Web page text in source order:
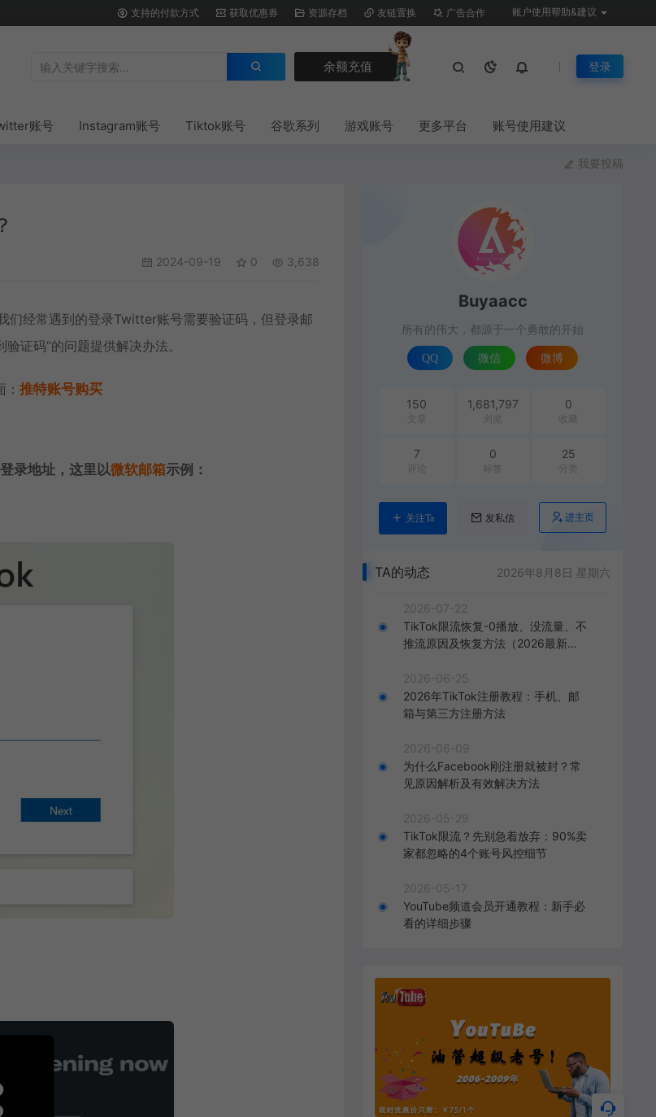
支持的付款方式 获取优惠券 资源存档 友链置换 广告合作 账户使用帮助&建议
余额充值 登录
账号 Instagram账号 Tiktok账号 谷歌系列 游戏账号 更多平台 账号使用建议
我要投稿
2024-09-19 0 3,638
们经常遇到的登录Twitter账号需要验证码，但登录邮
证码”的问题提供解决办法。
推特账号购买
录地址，这里以微软邮箱示例：
Buyaacc
所有的伟大，都源于一个勇敢的开始
QQ 微信 微博
150
文章
1,681,797
浏览
0
收藏
7
评论
0
标签
25
分类
关注Ta 发私信 进主页
TA的动态 2026年8月8日 星期六
2026-07-22
TikTok限流恢复-0播放、没流量、不
推流原因及恢复方法（2026最新
2026-06-25
2026年TikTok注册教程：手机、邮
箱与第三方注册方法
2026-06-09
为什么Facebook刚注册就被封？常
见原因解析及有效解决方法
2026-05-29
TikTok限流？先别急着放弃：90%卖
家都忽略的4个账号风控细节
2026-05-17
YouTube频道会员开通教程：新手必
看的详细步骤